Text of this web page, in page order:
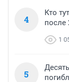
4
Кто
после
1
5